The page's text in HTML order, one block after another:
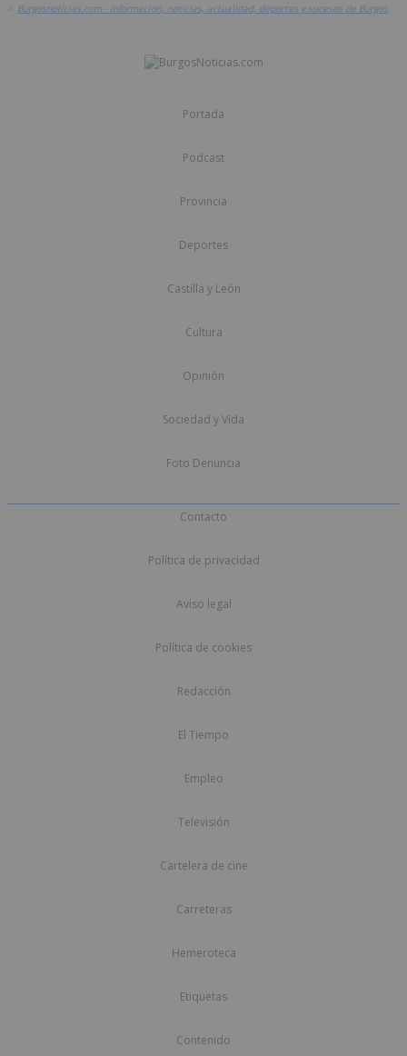
> Burgosnoticias.com - Información, noticias, actualidad, deportes y sucesos de Burgos
Portada
Podcast
Provincia
Deportes
Castilla y León
Cultura
Opinión
Sociedad y Vida
Foto Denuncia
Contacto
Política de privacidad
Aviso legal
Política de cookies
Redacción
El Tiempo
Empleo
Televisión
Cartelera de cine
Carreteras
Hemeroteca
Etiquetas
Contenido